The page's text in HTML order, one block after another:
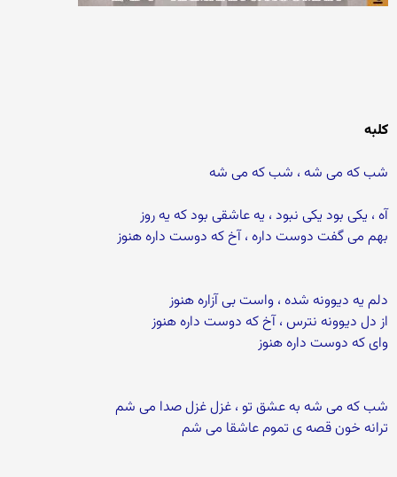
کلبه
شب که می‌ شه ، شب که می ‌شه
آه ، یکی‌ بود یکی‌ نبود ، یه عاشقی بود که یه روز
بهم می گفت دوست داره ، آخ که دوست داره هنوز
دلم یه دیوونه شده ، واست بی آزاره هنوز
از دل دیوونه نترس ، آخ که دوست داره هنوز
وای که دوست داره هنوز
شب که می ‌شه به عشق تو ، غزل غزل صدا می شم
ترانه خون قصه ی تموم عاشقا می شم